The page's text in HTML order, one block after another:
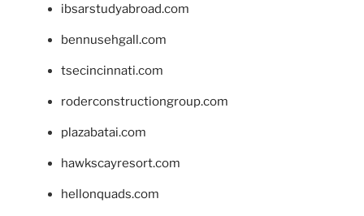
ibsarstudyabroad.com
bennusehgall.com
tsecincinnati.com
roderconstructiongroup.com
plazabatai.com
hawkscayresort.com
hellonquads.com